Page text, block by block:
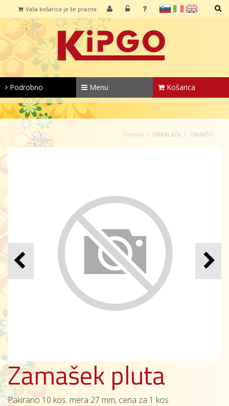
IŠČI
sl it
Vaša košarica je še prazna
Podrobno Menu Košarica
Domov EMBALAŽA ZAMAŠKI
Zamašek pluta
Pakirano 10 kos. mera 27 mm, cena za 1 kos